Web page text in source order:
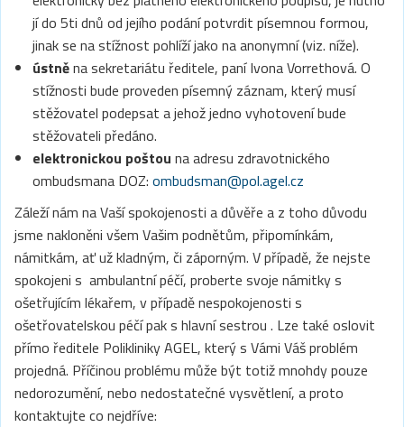
jí do 5ti dnů od jejího podání potvrdit písemnou formou,
jinak se na stížnost pohlíží jako na anonymní (viz. níže).
ústněna sekretariátu ředitele, paní Ivona Vorrethová. O
stížnosti bude proveden písemný záznam, který musí
stěžovatel podepsat a jehož jedno vyhotovení bude
stěžovateli předáno.
elektronickou poštou na adresu zdravotnického
ombudsmana DOZ: ombudsman@pol.agel.cz
Záleží nám na Vaší spokojenosti a důvěře a z toho důvodu
jsme nakloněni všem Vašim podnětům, připomínkám,
námitkám, ať už kladným, či záporným. V případě, že nejste
spokojeni s ambulantní péčí, proberte svoje námitky s
ošetřujícím lékařem, v případě nespokojenosti s
ošetřovatelskou péčí pak s hlavní sestrou . Lze také oslovit
přímo ředitele Polikliniky AGEL, který s Vámi Váš problém
projedná. Příčinou problému může být totiž mnohdy pouze
nedorozumění, nebo nedostatečné vysvětlení, a proto
kontaktujte co nejdříve: